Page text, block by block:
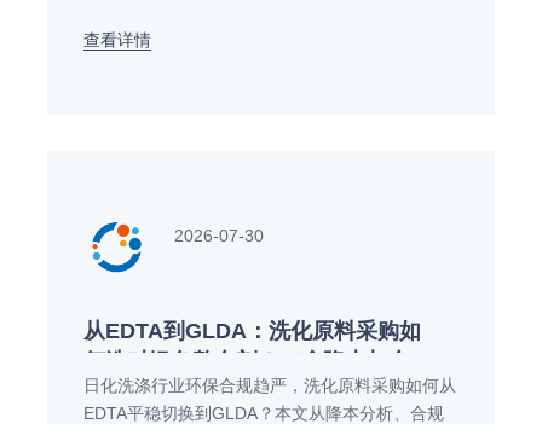
查看详情
2026-07-30
从EDTA到GLDA：洗化原料采购如
规分析）
日化洗涤行业环保合规趋严，洗化原料采购如何从
EDTA平稳切换到GLDA？本文从降本分析、合规